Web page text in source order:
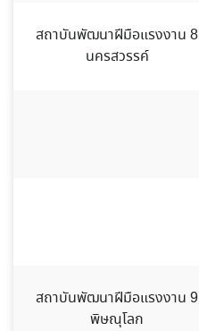
สถาบันพัฒนาฝีมือแรงงาน 8
นครสวรรค์
สถาบันพัฒนาฝีมือแรงงาน 9
พิษณุโลก